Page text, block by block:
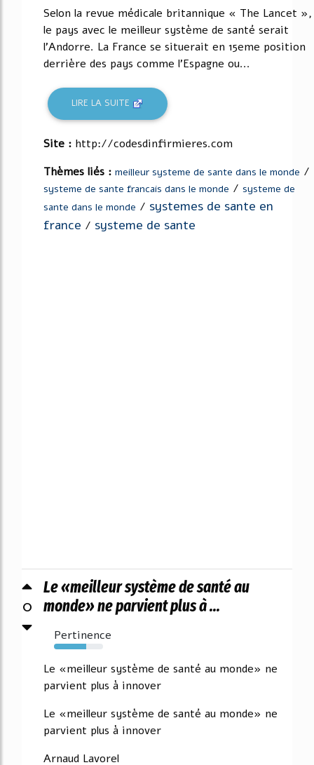
Selon la revue médicale britannique « The Lancet »,
le pays avec le meilleur système de santé serait
l'Andorre. La France se situerait en 15eme position
derrière des pays comme l'Espagne ou...
LIRE LA SUITE
Site : http://codesdinfirmieres.com
Thèmes liés : meilleur systeme de sante dans le monde /
systeme de sante francais dans le monde / systeme de
sante dans le monde / systemes de sante en
france / systeme de sante
0
Le «meilleur système de santé au
monde» ne parvient plus à ...
Pertinence
66%
Le «meilleur système de santé au monde» ne
parvient plus à innover
Le «meilleur système de santé au monde» ne
parvient plus à innover
Arnaud Lavorel